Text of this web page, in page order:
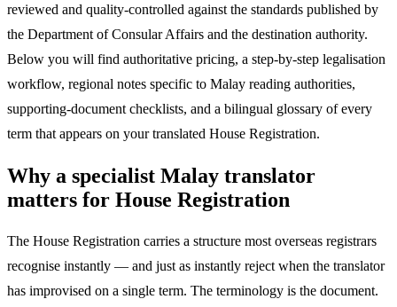
reviewed and quality-controlled against the standards published by
the Department of Consular Affairs and the destination authority.
Below you will find authoritative pricing, a step-by-step legalisation
workflow, regional notes specific to Malay reading authorities,
supporting-document checklists, and a bilingual glossary of every
term that appears on your translated House Registration.
Why a specialist Malay translator
matters for House Registration
The House Registration carries a structure most overseas registrars
recognise instantly — and just as instantly reject when the translator
has improvised on a single term. The terminology is the document.